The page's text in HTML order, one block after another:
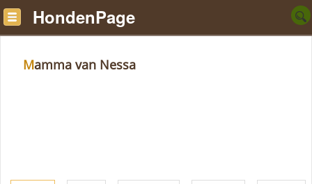
HondenPage
Mamma van Nessa